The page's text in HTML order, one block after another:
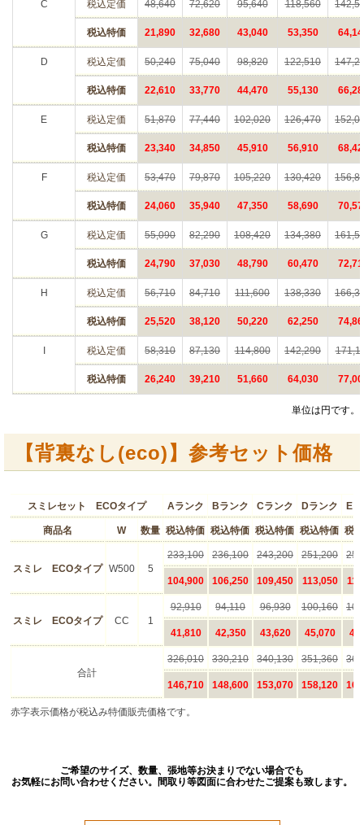
C 税込定価 48,640 72,620 95,640 118,560
税込特価 21,890 32,680 43,040 53,350
D 税込定価 50,240 75,040 98,820 122,510
税込特価 22,610 33,770 44,470 55,130
E 税込定価 51,870 77,440 102,020 126,470
税込特価 23,340 34,850 45,910 56,910
F 税込定価 53,470 79,870 105,220 130,420
税込特価 24,060 35,940 47,350 58,690
G 税込定価 55,090 82,290 108,420 134,380
税込特価 24,790 37,030 48,790 60,470
H 税込定価 56,710 84,710 111,600 138,330
税込特価 25,520 38,120 50,220 62,250
税込定価 58,310 87,130 114,800 142,290
税込特価 26,240 39,210 51,660 64,030
単位は円です。
【背裏なし(eco)】参考セット価格
ご希望のサイズ、数量、張地等お決まりでない場合でも
お気軽にお問い合わせください。間取り等図面に合わせたご提案も致します。